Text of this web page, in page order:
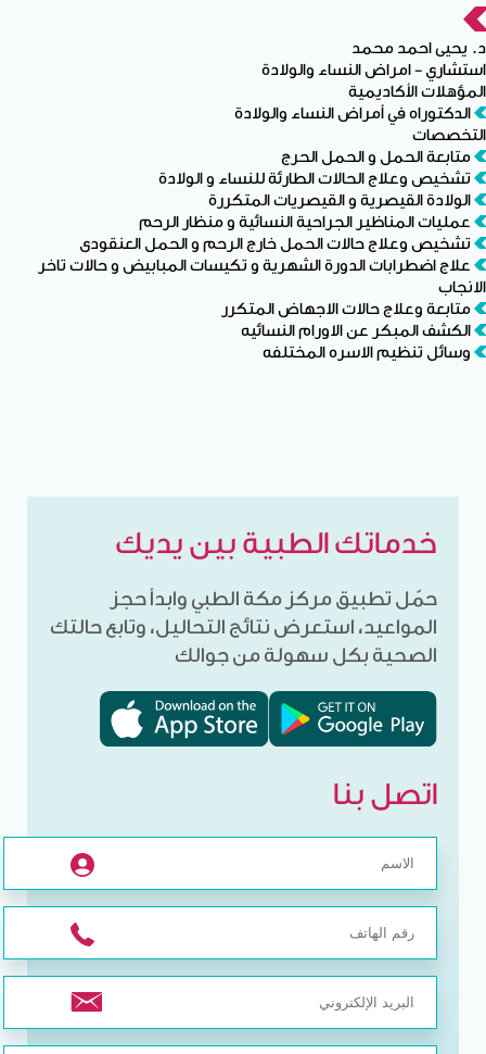
د. يحيى احمد محمد
استشاري - امراض النساء والولادة
المؤهلات الأكاديمية
الدكتوراه في أمراض النساء والولادة
التخصصات
متابعة الحمل و الحمل الحرج
تشخيص وعلاج الحالات الطارئة للنساء و الولادة
الولادة القيصرية و القيصريات المتكررة
عمليات المناظير الجراحية النسائية و منظار الرحم
تشخيص وعلاج حالات الحمل خارج الرحم و الحمل العنقودى
علاج اضطرابات الدورة الشهرية و تكيسات المبابيض و حالات تاخر
الانجاب
متابعة وعلاج حالات الاجهاض المتكرر
الكشف المبكر عن الاورام النسائيه
وسائل تنظيم الاسره المختلفه
خدماتك الطبية بين يديك
حمّل تطبيق مركز مكة الطبي وابدأ حجز
المواعيد، استعرض نتائج التحاليل، وتابع حالتك
الصحية بكل سهولة من جوالك
اتصل بنا